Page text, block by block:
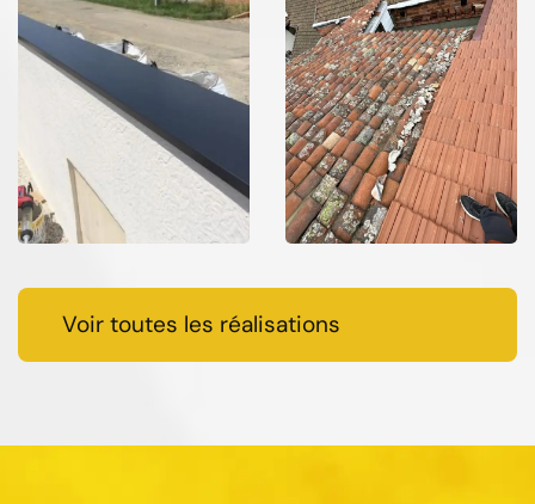
Voir toutes les réalisations